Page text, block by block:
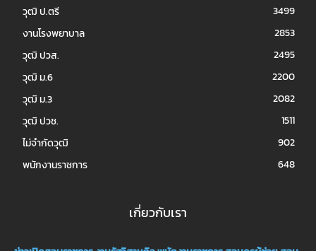
วุฒิ ป.ตรี
3499
งานโรงพยาบาล
2853
วุฒิ ปวส.
2495
วุฒิ ม.6
2200
วุฒิ ม.3
2082
วุฒิ ปวช.
1511
ไม่จำกัดวุฒิ
902
พนักงานราชการ
648
เกี่ยวกับเรา